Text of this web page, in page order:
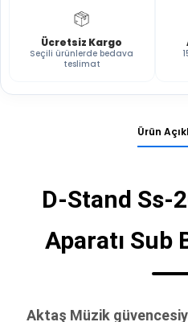
Ücretsiz Kargo
Seçili ürünlerde bedava
teslimat
Ürün
D-Stand Ss-
Aparatı Sub
Aktaş Müzik